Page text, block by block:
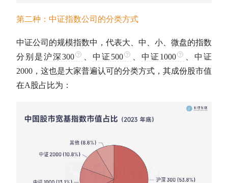
第二种：中证指数公司的分类方式
中证公司的规模指数中，代表大、中、小、微盘的指数
分别是沪深300 、 中证500 、 中证1000
、中证
2000，这也是大家普遍认可的分类方式，其成份股市值
在A股占比为：